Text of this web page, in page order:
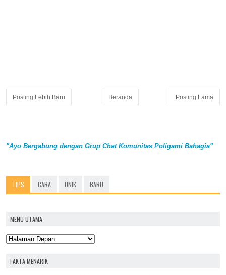
Posting Lebih Baru Posting Lama
Beranda
"Ayo Bergabung dengan Grup Chat Komunitas Poligami Bahagia"
TIPS CARA UNIK BARU
MENU UTAMA
FAKTA MENARIK